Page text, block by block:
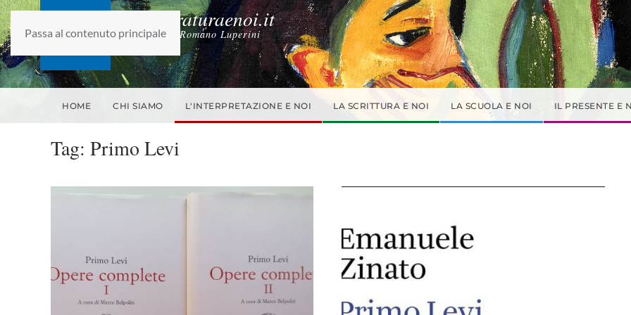
Passa al contenuto principale
laletteraturaenoi.it
fondato da Romano Luperini
HOME CHI SIAMO L'INTERPRETAZIONE E NOI LA SCRITTURA E NOI LA SCUOLA E NOI IL PRESENTE E
Tag: Primo Levi